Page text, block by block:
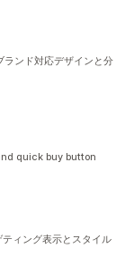
ンド対応デザインと分
quick buy button
ィング表示とスタイル